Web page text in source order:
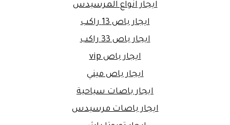
ايجار انواع المرسيدس
ايجار باص 13 راكب
ايجار باص 33 راكب
ايجار باص vip
ايجار باص ميني
ايجار باصات سياحية
ايجار باصات مرسيدس